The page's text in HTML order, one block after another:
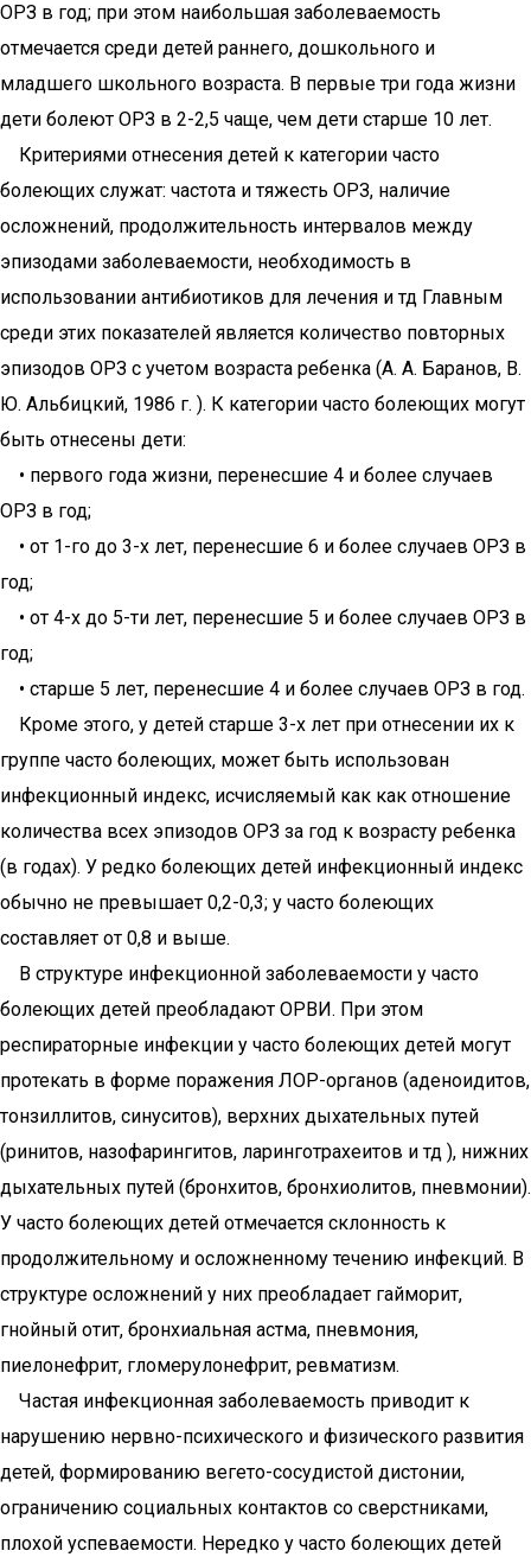
ОРЗ в год; при этом наибольшая заболеваемость
отмечается среди детей раннего, дошкольного и
младшего школьного возраста. В первые три года жизни
дети болеют ОРЗ в 2-2,5 чаще, чем дети старше 10 лет.
Критериями отнесения детей к категории часто
болеющих служат: частота и тяжесть ОРЗ, наличие
осложнений, продолжительность интервалов между
эпизодами заболеваемости, необходимость в
использовании антибиотиков для лечения и тд Главным
среди этих показателей является количество повторных
эпизодов ОРЗ с учетом возраста ребенка (А. А. Баранов, В.
Ю. Альбицкий, 1986 г. ). К категории часто болеющих могут
быть отнесены дети:
• первого года жизни, перенесшие 4 и более случаев
ОРЗ в год;
• от 1-го до 3-х лет, перенесшие 6 и более случаев ОРЗ в
год;
• от 4-х до 5-ти лет, перенесшие 5 и более случаев ОРЗ в
год;
• старше 5 лет, перенесшие 4 и более случаев ОРЗ в год.
Кроме этого, у детей старше 3-х лет при отнесении их к
группе часто болеющих, может быть использован
инфекционный индекс, исчисляемый как как отношение
количества всех эпизодов ОРЗ за год к возрасту ребенка
(в годах). У редко болеющих детей инфекционный индекс
обычно не превышает 0,2-0,3; у часто болеющих
составляет от 0,8 и выше.
В структуре инфекционной заболеваемости у часто
болеющих детей преобладают ОРВИ. При этом
респираторные инфекции у часто болеющих детей могут
протекать в форме поражения ЛОР-органов (аденоидитов,
тонзиллитов, синуситов), верхних дыхательных путей
(ринитов, назофарингитов, ларинготрахеитов и тд ), нижних
дыхательных путей (бронхитов, бронхиолитов, пневмонии).
У часто болеющих детей отмечается склонность к
продолжительному и осложненному течению инфекций. В
структуре осложнений у них преобладает гайморит,
гнойный отит, бронхиальная астма, пневмония,
пиелонефрит, гломерулонефрит, ревматизм.
Частая инфекционная заболеваемость приводит к
нарушению нервно-психического и физического развития
детей, формированию вегето-сосудистой дистонии,
ограничению социальных контактов со сверстниками,
плохой успеваемости. Нередко у часто болеющих детей